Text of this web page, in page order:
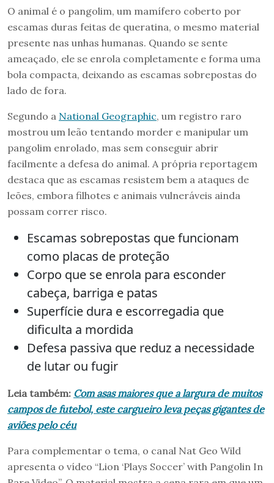
O animal é o pangolim, um mamífero coberto por
escamas duras feitas de queratina, o mesmo material
presente nas unhas humanas. Quando se sente
ameaçado, ele se enrola completamente e forma uma
bola compacta, deixando as escamas sobrepostas do
lado de fora.
Segundo a National Geographic, um registro raro
mostrou um leão tentando morder e manipular um
pangolim enrolado, mas sem conseguir abrir
facilmente a defesa do animal. A própria reportagem
destaca que as escamas resistem bem a ataques de
leões, embora filhotes e animais vulneráveis ainda
possam correr risco.
Escamas sobrepostas que funcionam
como placas de proteção
Corpo que se enrola para esconder
cabeça, barriga e patas
Superfície dura e escorregadia que
dificulta a mordida
Defesa passiva que reduz a necessidade
de lutar ou fugir
Leia também: Com asas maiores que a largura de muitos
campos de futebol, este cargueiro leva peças gigantes de
aviões pelo céu
Para complementar o tema, o canal Nat Geo Wild
apresenta o vídeo “Lion ‘Plays Soccer’ with Pangolin In